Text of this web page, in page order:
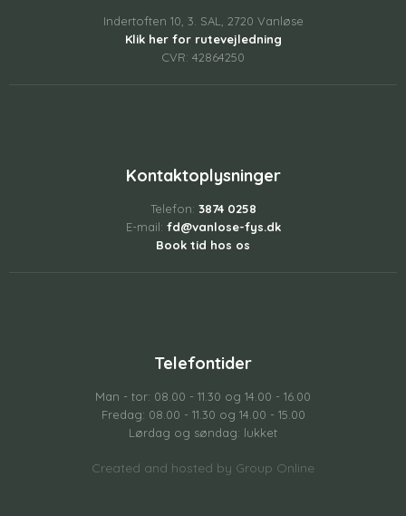
Indertoften 10, 3. SAL, 2720 Vanløse
Klik her for rutevejledning
CVR: 42864250
Kontaktoplysninger
Telefon: 3874 0258
E-mail: fd@vanlose-fys.dk
Book tid hos os
Telefontider
Man - tor: 08.00 - 11.30 og 14.00 - 16.00
Fredag: 08.00 - 11.30 og 14.00 - 15.00
Lørdag og søndag: lukket
Created and hosted by Group Online